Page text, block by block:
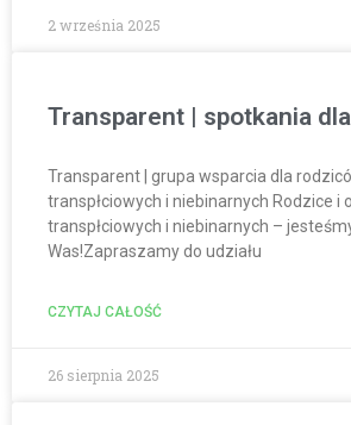
2 września 2025
Transparent | spotkania
Transparent | grupa wsparcia dla
transpłciowych i niebinarnych Rodzice i
transpłciowych i niebinarnych –
Was!Zapraszamy do udziału
CZYTAJ CAŁOŚĆ
26 sierpnia 2025